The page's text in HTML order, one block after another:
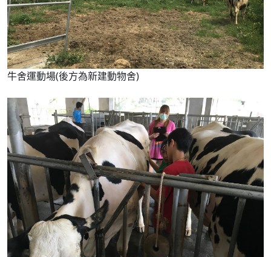
牛舍運動場(後方為新建動物舍)